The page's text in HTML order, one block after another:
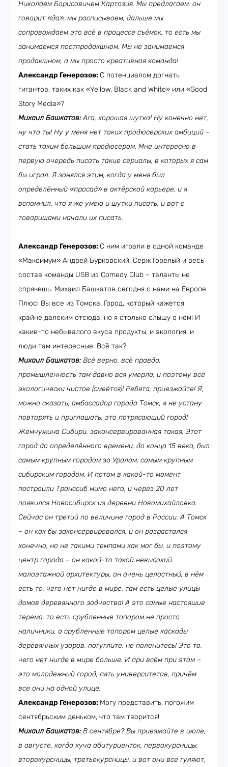
Николаем Борисовичем Картозия. Мы предлагаем, он
говорит «да», мы расписываем, дальше мы
сопровождаем это всё в процессе съёмок, то есть мы
занимаемся постпродакшном. Мы не занимаемся
продакшном, а мы просто креативная команда!
Александр Генерозов: С потенциалом догнать
гигантов, таких как «Yellow, Black and White» или «Good
Story Media»?
Михаил Башкатов:Ага, хорошая шутка! Ну конечно нет,
ну что ты! Ну у меня нет таких продюсерских амбиций –
стать таким большим продюсером. Мне интересно в
первую очередь писать такие сериалы, в которых я сам
бы играл. Я занялся этим, когда у меня был
определённый «просад» в актёрской карьере, и я
вспомнил, что я же умею и шутки писать, и вот с
товарищами начали их писать.
Александр Генерозов: С ним играли в одной команде
«Максимум» Андрей Бурковский, Серж Горелый и весь
состав команды USB из Comedy Club – таланты не
спрячешь. Михаил Башкатов сегодня с нами на Европе
Плюс! Вы все из Томска. Город, который кажется
крайне далеким отсюда, но я столько слышу о нём! И
какие-то небывалого вкуса продукты, и экология, и
люди там интересные. Всё так?
Михаил Башкатов:Всё верно, всё правда,
промышленность там давно вся умерла, и поэтому всё
экологически чистое (смеётся)! Ребята, приезжайте! Я,
можно сказать, амбассадор города Томск, я не устану
повторять и приглашать, это потрясающий город!
Жемчужина Сибири, законсервированная такая. Этот
город до определённого времени, до конца 15 века, был
самым крупным городом за Уралом, самым крупным
сибирским городом. И потом в какой-то момент
построили Транссиб мимо него, и через 20 лет
появился Новосибирск из деревни Новомихайловка.
Сейчас он третий по величине город в России. А Томск
– он как бы законсервировался, и он разрастался
конечно, но не такими темпами как мог бы, и поэтому
центр города – он какой-то такой невысокой
малоэтажной архитектуры, он очень целостный, в нём
есть то, чего нет нигде в мире, там есть целые улицы
домов деревянного зодчества! А это самые настоящие
терема, то есть срубленные топором не просто
наличники, а срубленные топором целые каскады
деревянных узоров, погуглите, не поленитесь! Это то,
чего нет нигде в мире больше. И при всём при этом –
это молодежный город, пять университетов, причём
все они на одной улице.
Александр Генерозов: Могу представить, погожим
сентябрьским деньком, что там творится!
Михаил Башкатов:В сентябре? Вы приезжайте в июле,
в августе, когда куча абитуриенток, первокурсницы,
второкурсницы, третьекурсницы, и вот они все гуляют,